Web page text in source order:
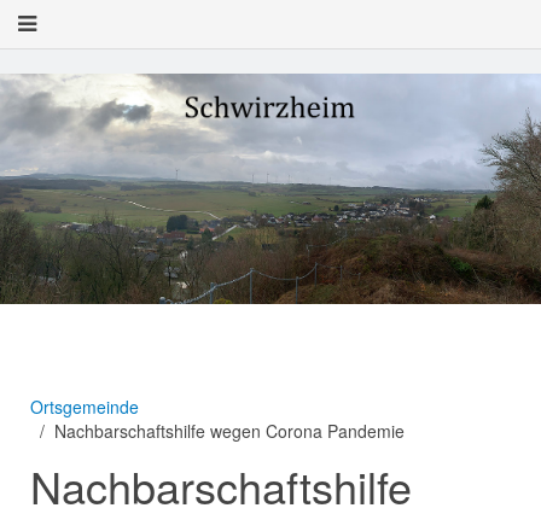
Ortsgemeinde
Nachbarschaftshilfe wegen Corona Pandemie
Nachbarschaftshilfe